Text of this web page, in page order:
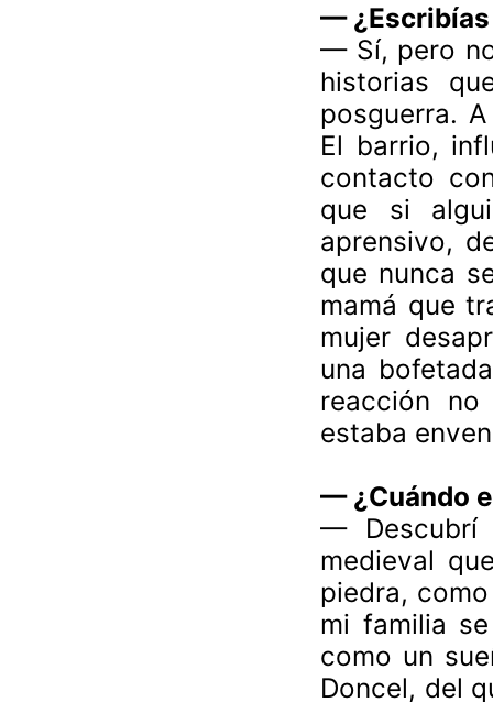
—
— Sí, pero
historias
posguerra.
El barrio,
contacto
que si
aprensivo,
que nunca
mamá que
mujer
una
reacción
estaba
— ¿Cuándo
— Descubrí
medieval
piedra,
mi familia
como un
Doncel, del